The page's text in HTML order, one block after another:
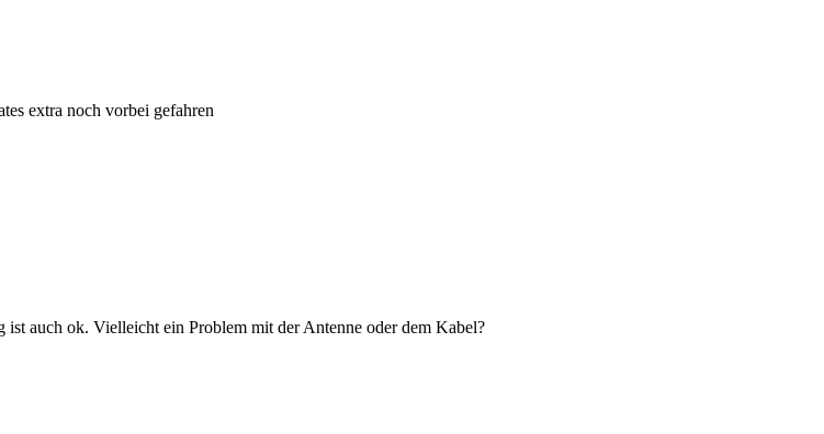
extra noch vorbei gefahren
auch ok. Vielleicht ein Problem mit der Antenne oder dem Kabel?